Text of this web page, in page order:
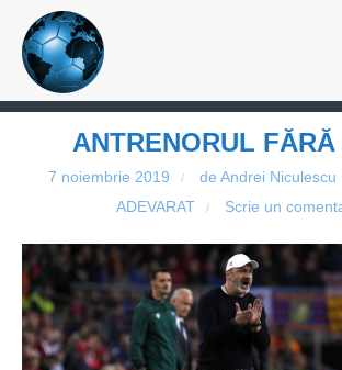
ANTRENORUL FĂRĂ
7 noiembrie 2019 / de Andrei Niculescu
ADEVARAT
/ Scrie un